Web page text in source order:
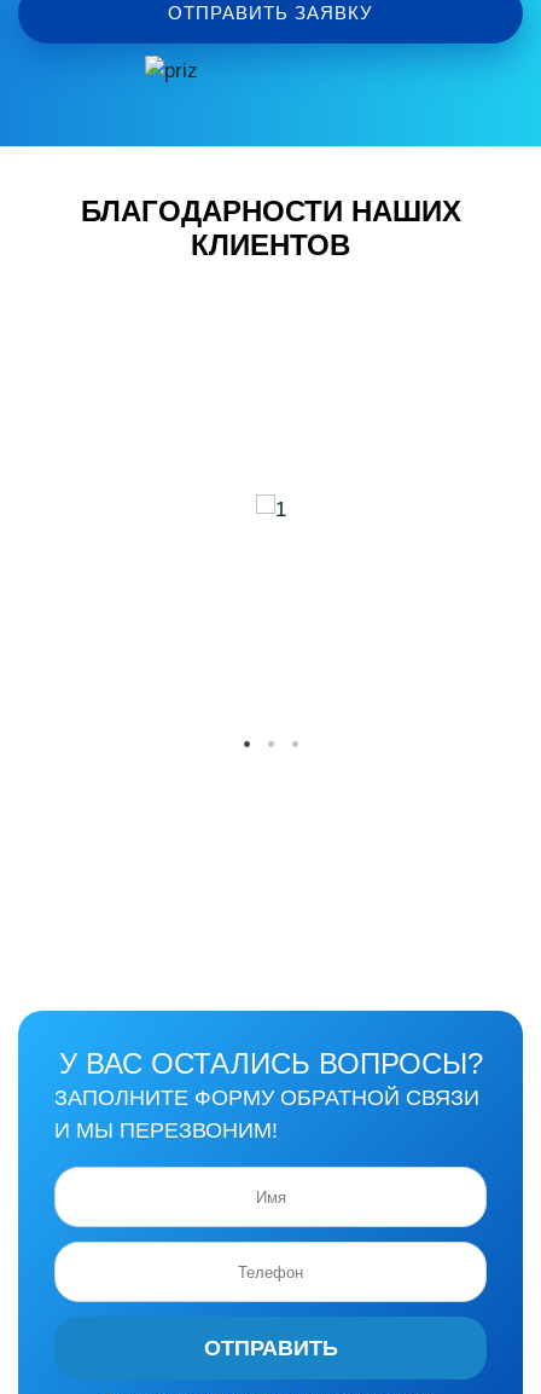
ОТПРАВИТЬ ЗАЯВКУ
БЛАГОДАРНОСТИ НАШИХ
КЛИЕНТОВ
У ВАС ОСТАЛИСЬ ВОПРОСЫ?
ЗАПОЛНИТЕ ФОРМУ ОБРАТНОЙ СВЯЗИ
И МЫ ПЕРЕЗВОНИМ!
ОТПРАВИТЬ